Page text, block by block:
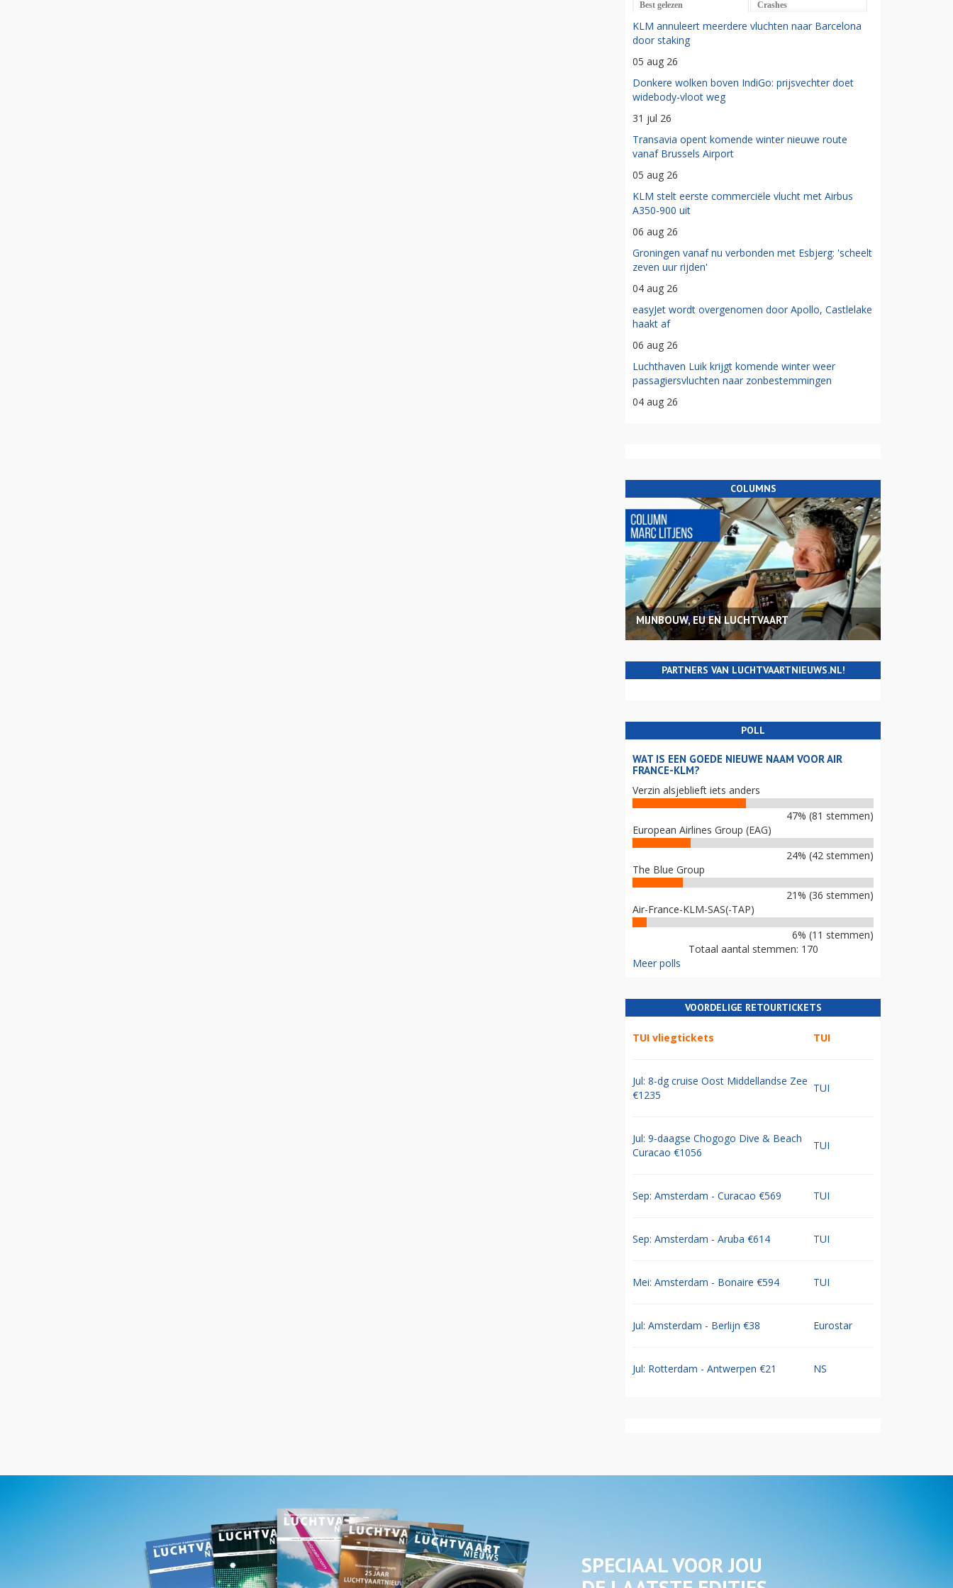
Best gelezen Crashes
KLM annuleert meerdere vluchten naar Barcelona
door staking
05 aug 26
Donkere wolken boven IndiGo: prijsvechter doet
widebody-vloot weg
31 jul 26
Transavia opent komende winter nieuwe route
vanaf Brussels Airport
05 aug 26
KLM stelt eerste commerciële vlucht met Airbus
A350-900 uit
06 aug 26
Groningen vanaf nu verbonden met Esbjerg: 'scheelt
zeven uur rijden'
04 aug 26
easyJet wordt overgenomen door Apollo, Castlelake
haakt af
06 aug 26
Luchthaven Luik krijgt komende winter weer
passagiersvluchten naar zonbestemmingen
04 aug 26
COLUMNS
MIJNBOUW, EU EN LUCHTVAART
PARTNERS VAN LUCHTVAARTNIEUWS.NL!
POLL
WAT IS EEN GOEDE NIEUWE NAAM VOOR AIR
FRANCE-KLM?
Verzin alsjeblieft iets anders
47% (81 stemmen)
European Airlines Group (EAG)
24% (42 stemmen)
The Blue Group
21% (36 stemmen)
Air-France-KLM-SAS(-TAP)
6% (11 stemmen)
Totaal aantal stemmen: 170
Meer polls
VOORDELIGE RETOURTICKETS
TUI vliegtickets TUI
Jul: 8-dg cruise Oost Middellandse Zee
€1235
TUI
Jul: 9-daagse Chogogo Dive & Beach
Curacao €1056
TUI
Sep: Amsterdam - Curacao €569 TUI
Sep: Amsterdam - Aruba €614 TUI
Mei: Amsterdam - Bonaire €594 TUI
Jul: Amsterdam - Berlijn €38 Eurostar
Jul: Rotterdam - Antwerpen €21 NS
SPECIAAL VOOR JOU